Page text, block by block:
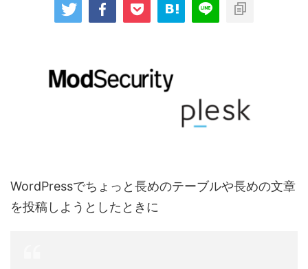
WordPressでちょっと長めのテーブルや長めの文章
を投稿しようとしたときに